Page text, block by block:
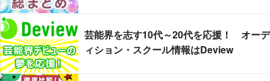
芸能界を志す10代～20代を応援！ オーデ
ィション・スクール情報はDeview